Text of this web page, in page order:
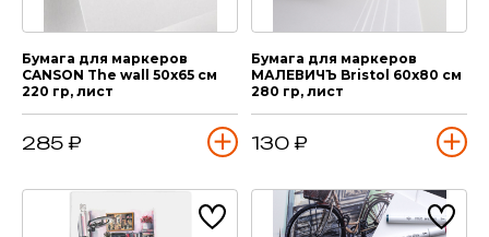
Бумага для маркеров
CANSON The wall 50х65 см
220 гр, лист
285 ₽
Бумага для маркеров
МАЛЕВИЧЪ Bristol 60х80 см
280 гр, лист
130 ₽